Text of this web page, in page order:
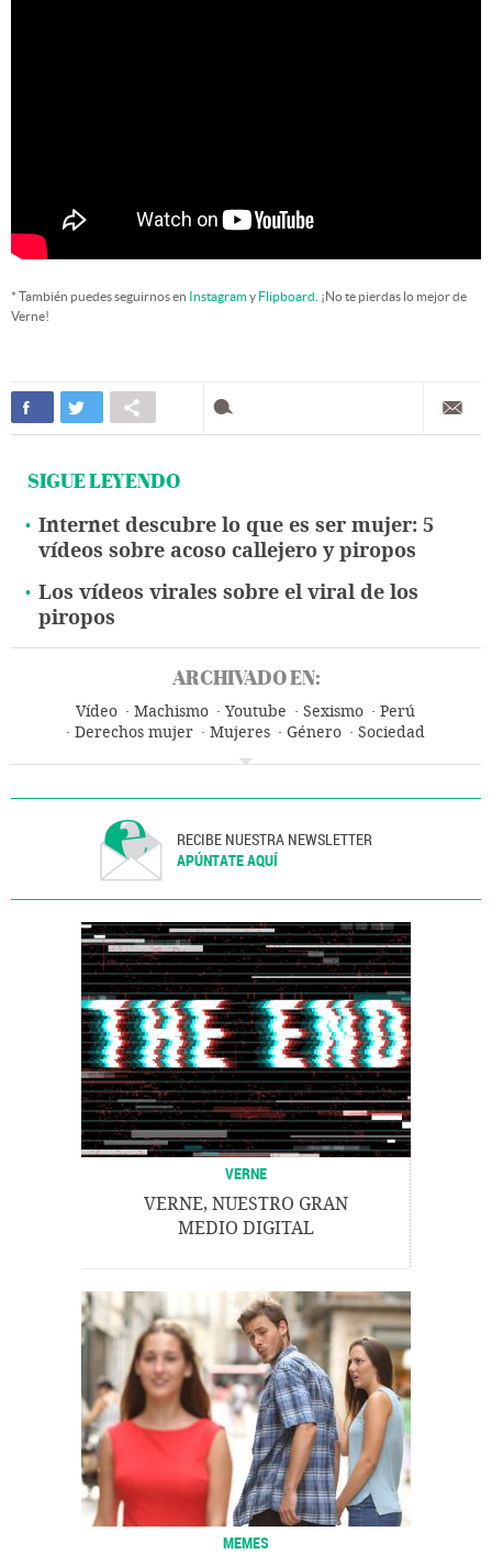
* También puedes seguirnos en Instagramy Flipboard . ¡No te pierdas lo mejor de
Verne!
SIGUE LEYENDO
Internet descubre lo que es ser mujer: 5
vídeos sobre acoso callejero y piropos
Los vídeos virales sobre el viral de los
piropos
ARCHIVADO EN:
Vídeo Machismo Youtube Sexismo
Perú
Derechos mujer
Mujeres Género
Sociedad
RECIBE NUESTRA NEWSLETTER
APÚNTATE AQUÍ
VERNE
VERNE, NUESTRO GRAN
MEDIO DIGITAL
MEMES